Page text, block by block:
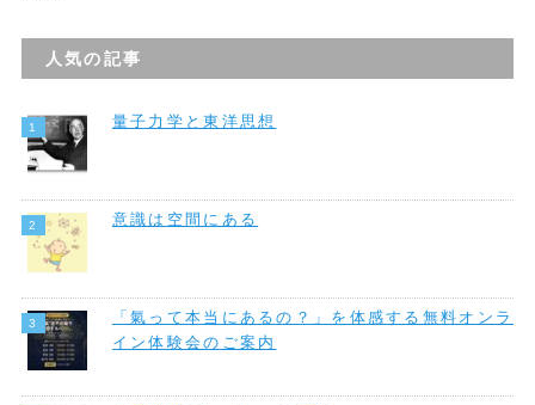
人気の記事
量子力学と東洋思想
意識は空間にある
「氣って本当にあるの？」を体感する無料オンラ
イン体験会のご案内